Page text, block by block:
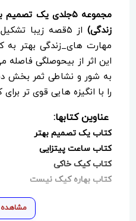
مجموعه ۵جلدی یک
زندگی)
از ۵قصه زیبا
مهارت های_زندگی بهتر به
این اثر از بیحوصلگی فاصله
به شور و نشاطی ثمر بخش
را با انگیزه هایی قوی تر
عناوین کتابها:
کتاب یک تصمیم بهتر
کتاب ساعت پیتزایی
کتاب کیک خاکی
کتاب بهاره کیک نیست
مشاهده